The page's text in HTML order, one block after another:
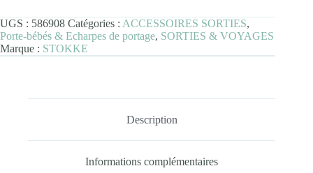
UGS : 586908 Catégories : ACCESSOIRES SORTIES,
Porte-bébés & Echarpes de portage, SORTIES & VOYAGES
Marque : STOKKE
Description
Informations complémentaires